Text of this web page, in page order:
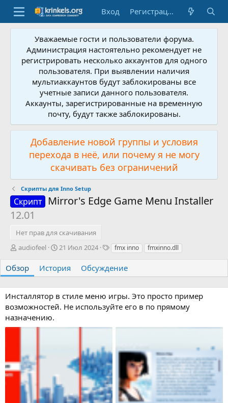
Вход Регистрация
Уважаемые гости и пользователи форума.
Администрация настоятельно рекомендует не
регистрировать несколько аккаунтов для одного
пользователя. При выявлении наличия
мультиаккаунтов будут заблокированы все
учетные записи данного пользователя.
Аккаунты, зарегистрированные на временную
почту, будут также заблокированы.
Добавление новой группы и условия
перехода в неё, или почему я не могу
скачивать без ограничений
Скрипты для Inno Setup
Скрипт
Mirror's Edge Game Menu Installer
12.01
Нет прав для скачивания
А
т
о
audiofeel
Д
т
а
о
д
н
21 Июл 2024
Т
г
и
fmx inno fmxinno.dll
Обзор История Обсуждение
Инсталлятор в стиле меню игры. Это просто пример
возможностей. Не используйте его в по прямому
назначению.